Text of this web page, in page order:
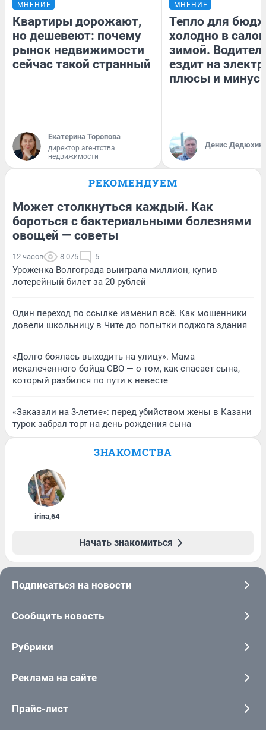
МНЕНИЕ
Квартиры дорожают,
но дешевеют: почему
рынок недвижимости
сейчас такой странный
Екатерина Торопова
директор агентства
недвижимости
МНЕНИЕ
Тепло для
холодно в
зимой.
ездит на
плюсы и
Денис Дедюхин
РЕКОМЕНДУЕМ
Может столкнуться каждый. Как
бороться с бактериальными болезнями
овощей — советы
12 часов 8 075 5
Уроженка Волгограда выиграла миллион, купив
лотерейный билет за 20 рублей
Один переход по ссылке изменил всё. Как мошенники
довели школьницу в Чите до попытки поджога здания
«Долго боялась выходить на улицу». Мама
искалеченного бойца СВО — о том, как спасает сына,
который разбился по пути к невесте
«Заказали на 3-летие»: перед убийством жены в Казани
турок забрал торт на день рождения сына
ЗНАКОМСТВА
irina,64
Начать знакомиться
Подписаться на новости
Сообщить новость
Рубрики
Реклама на сайте
Прайс-лист